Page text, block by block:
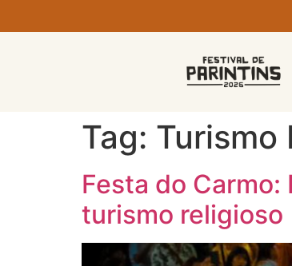
Tag: Turismo
Festa do
turismo religioso